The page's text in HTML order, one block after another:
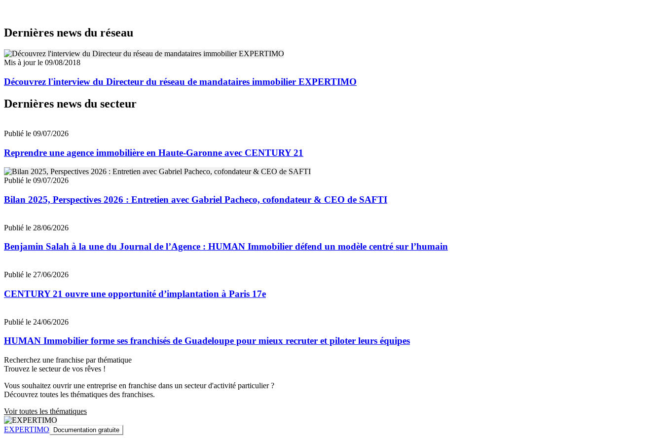
Dernières news du réseau
Mis à jour le 09/08/2018
Découvrez l'interview du Directeur du réseau de mandataires immobilier EXPERTIMO
Dernières news du secteur
Publié le 09/07/2026
Reprendre une agence immobilière en Haute-Garonne avec CENTURY 21
Publié le 09/07/2026
Bilan 2025, Perspectives 2026 : Entretien avec Gabriel Pacheco, cofondateur & CEO de SAFTI
Publié le 28/06/2026
Benjamin Salah à la une du Journal de l’Agence : HUMAN Immobilier défend un modèle centré sur l’humain
Publié le 27/06/2026
CENTURY 21 ouvre une opportunité d’implantation à Paris 17e
Publié le 24/06/2026
HUMAN Immobilier forme ses franchisés de Guadeloupe pour mieux recruter et piloter leurs équipes
Recherchez une franchise par thématique
Trouvez le secteur de vos rêves !
Vous souhaitez ouvrir une entreprise en franchise dans un secteur d'activité particulier ?
Découvrez toutes les thématiques des franchises.
Voir toutes les thématiques
EXPERTIMO Documentation gratuite